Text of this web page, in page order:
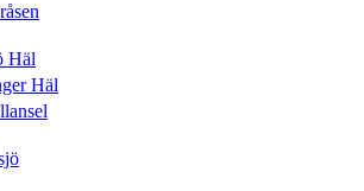
Häl
Häl